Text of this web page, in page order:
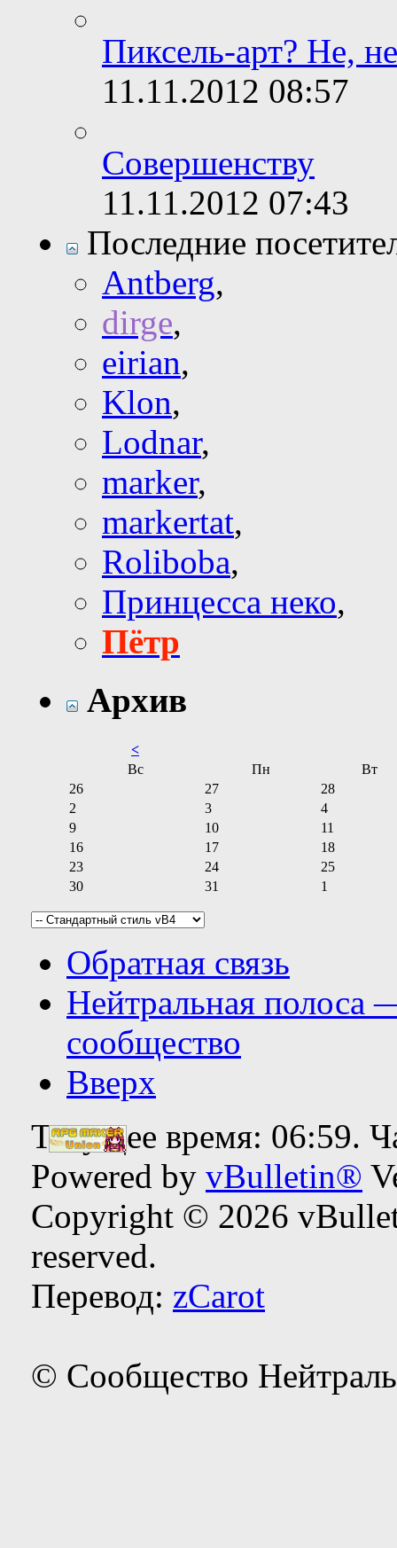
Пиксель-арт? Не,
11.11.2012 08:57
Совершенству
11.11.2012 07:43
Последние
Antberg,
dirge,
eirian,
Klon,
Lodnar,
marker,
markertat,
Roliboba,
Принцесса неко,
Пётр
Архив
<
Вс
Пн
Вт
26
27
28
2
3
4
9
10
11
16
17
18
23
24
25
30
31 1
Обратная связь
Нейтральная полоса
сообщество
Вверх
Текущее время: 06:59.
Powered by vBulletin®
Copyright © 2026
reserved.
Перевод: zCarot
© Сообщество